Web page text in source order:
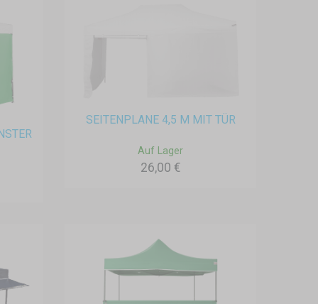
SEITENPLANE 4,5 M MIT TÜR
Auf Lager
26,00 €